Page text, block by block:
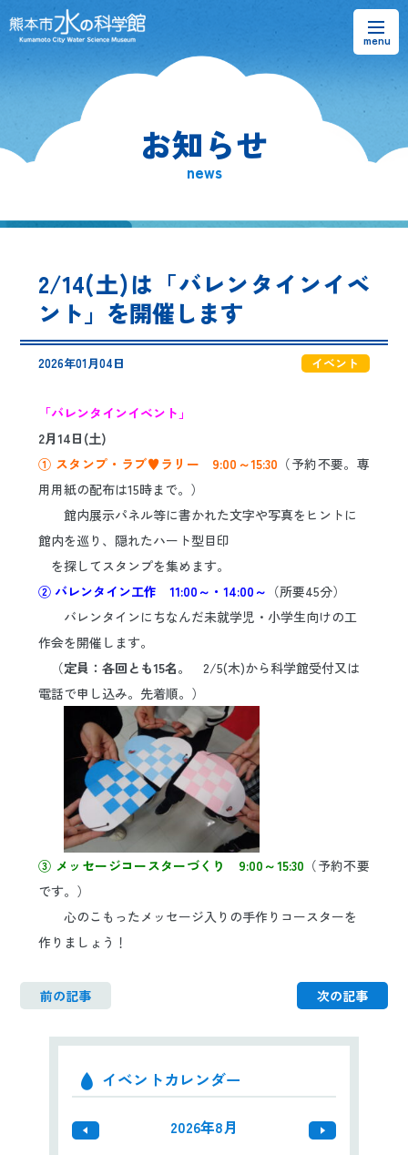
熊本市水の科学館とは
水のラーニングフィールド
お問い合わせ
日本語 ENGLISH
お知らせ
news
2/14(土)は「バレンタインイベ
ント」を開催します
2026年01月04日 イベント
「バレンタインイベント」
2月14日(土)
① スタンプ・ラブ♥ラリー 9:00～15:30 （予約不要。専
用用紙の配布は15時まで。）
館内展示パネル等に書かれた文字や写真をヒントに
館内を巡り、隠れたハート型目印
を探してスタンプを集めます。
② バレンタイン工作 11:00～・14:00～ （所要45分）
バレンタインにちなんだ未就学児・小学生向けの工
作会を開催します。
（定員：各回とも15名。2/5(木)から科学館受付又は
電話で申し込み。先着順。）
③ メッセージコースターづくり 9:00～15:30 （予約不要
です。）
心のこもったメッセージ入りの手作りコースターを
作りましょう！
前の記事 次の記事
イベントカレンダー
2026年8月